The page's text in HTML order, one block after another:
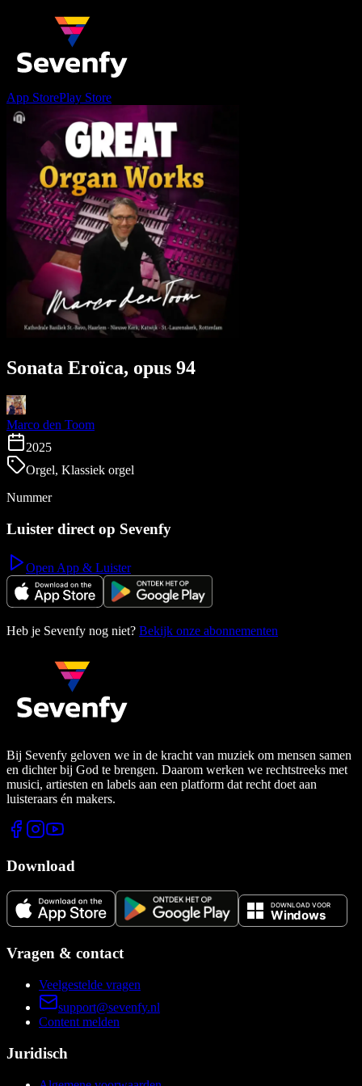
App StorePlay Store
Sonata Eroïca, opus 94
Marco den Toom
2025
Orgel, Klassiek orgel
Nummer
Luister direct op Sevenfy
Open App & Luister
Heb je Sevenfy nog niet? Bekijk onze abonnementen
Bij Sevenfy geloven we in de kracht van muziek om mensen samen
en dichter bij God te brengen. Daarom werken we rechtstreeks met
musici, artiesten en labels aan een platform dat recht doet aan
luisteraars én makers.
Download
Vragen & contact
Veelgestelde vragen
support@sevenfy.nl
Content melden
Juridisch